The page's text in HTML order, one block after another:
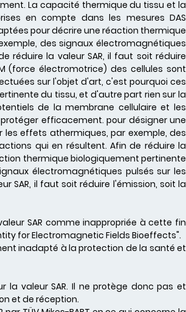
La capacité thermique du tissu et la
en compte dans les mesures DAS
pour décrire une réaction thermique
des signaux électromagnétiques
réduire la valeur SAR, il faut soit réduire
(force électromotrice) des cellules sont
sur l'objet d'art, c'est pourquoi ces
du tissu, et d'autre part rien sur la
de la membrane cellulaire et les
efficacement. pour désigner une
effets athermiques, par exemple, des
qui en résultent. Afin de réduire la
thermique biologiquement pertinente
électromagnétiques pulsés sur les
SAR, il faut soit réduire l'émission, soit la
SAR comme inappropriée à cette fin
for Electromagnetic Fields Bioeffects".
inadapté à la protection de la santé et
valeur SAR. Il ne protège donc pas et
et de réception.